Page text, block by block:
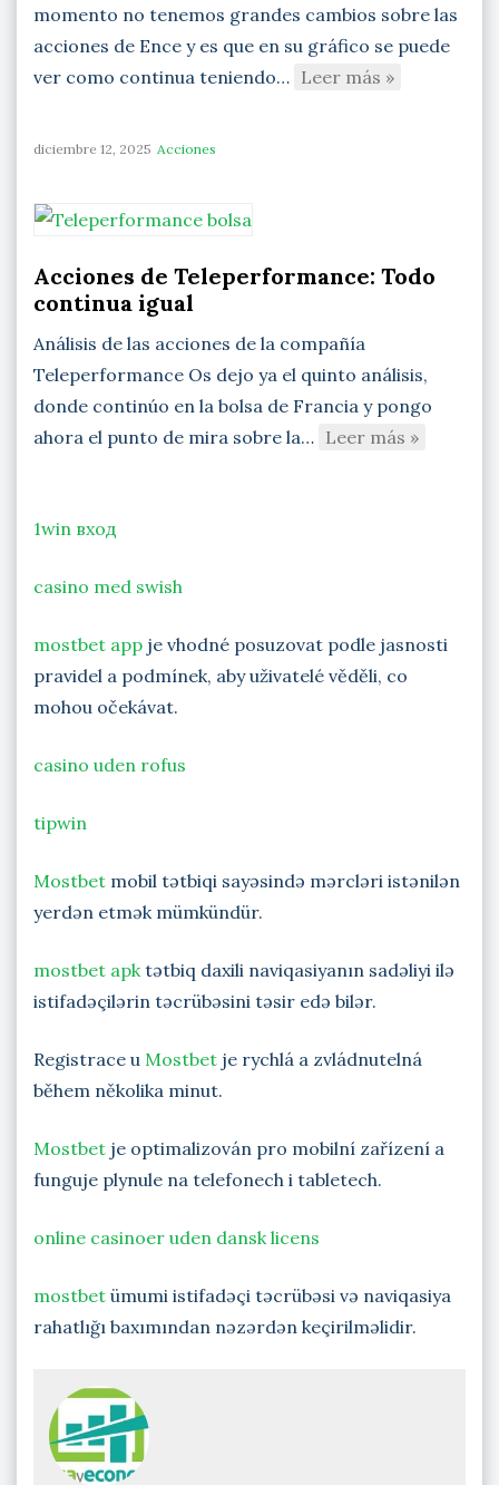
momento no tenemos grandes cambios sobre las
acciones de Ence y es que en su gráfico se puede
ver como continua teniendo… Leer más »
diciembre 12, 2025 Acciones
Acciones de Teleperformance: Todo
continua igual
Análisis de las acciones de la compañía
Teleperformance Os dejo ya el quinto análisis,
donde continúo en la bolsa de Francia y pongo
ahora el punto de mira sobre la… Leer más »
1win вход
casino med swish
mostbet app je vhodné posuzovat podle jasnosti
pravidel a podmínek, aby uživatelé věděli, co
mohou očekávat.
casino uden rofus
tipwin
Mostbet mobil tətbiqi sayəsində mərcləri istənilən
yerdən etmək mümkündür.
mostbet apktətbiq daxili naviqasiyanın sadəliyi ilə
istifadəçilərin təcrübəsini təsir edə bilər.
Registrace u Mostbet je rychlá a zvládnutelná
během několika minut.
Mostbet je optimalizován pro mobilní zařízení a
funguje plynule na telefonech i tabletech.
online casinoer uden dansk licens
mostbet ümumi istifadəçi təcrübəsi və naviqasiya
rahatlığı baxımından nəzərdən keçirilməlidir.